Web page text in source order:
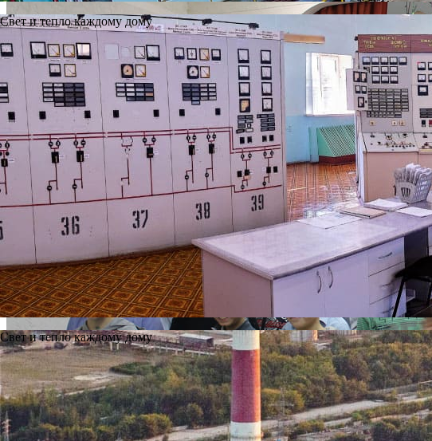
Свет и тепло каждому дому
Свет и тепло каждому дому